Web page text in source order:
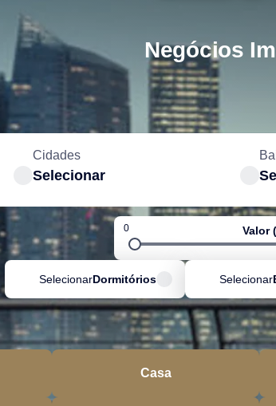
Negócios
Cidades
Selecionar
0 Valor
SelecionarDormitórios Selecionar
Casa